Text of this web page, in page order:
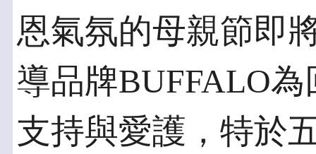
恩氣氛的母親節即
導品牌BUFFALO
支持與愛護，特於